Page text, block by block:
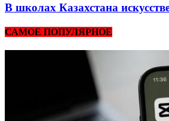
В школах Казахстана
САМОЕ ПОПУЛЯРНОЕ